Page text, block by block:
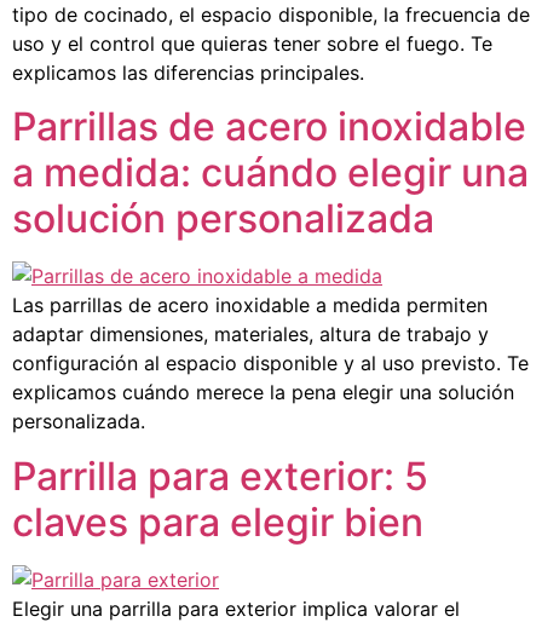
tipo de cocinado, el espacio disponible, la frecuencia de
uso y el control que quieras tener sobre el fuego. Te
explicamos las diferencias principales.
Parrillas de acero inoxidable
a medida: cuándo elegir una
solución personalizada
Las parrillas de acero inoxidable a medida permiten
adaptar dimensiones, materiales, altura de trabajo y
configuración al espacio disponible y al uso previsto. Te
explicamos cuándo merece la pena elegir una solución
personalizada.
Parrilla para exterior: 5
claves para elegir bien
Elegir una parrilla para exterior implica valorar el